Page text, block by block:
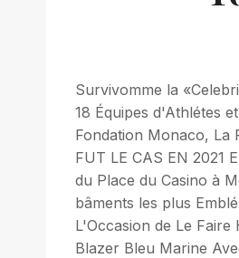
Survivomme la
18 Équipes d'Athlétes
Fondation Monaco, La
FUT LE CAS EN 2021
du Place du Casino à
bâments les plus
L'Occasion de Le
Blazer Bleu Marine